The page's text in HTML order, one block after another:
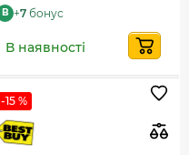
B +7 бонус
В наявності
-15 %